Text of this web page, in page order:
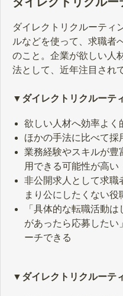
ダイレクトリクルーティ
ルなどを使って、求職者
のこと。企業が欲しい人
法として、近年注目され
▼ダイレクトリクルーテ
欲しい人材へ効率よく
ほかの手法に比べて採
業務経験やスキルが豊
用できる可能性が高い
非公開求人として求職
まり公にしたくない
「具体的な転職活動
があったら応募したい
ーチできる
▼ダイレクトリクルーテ